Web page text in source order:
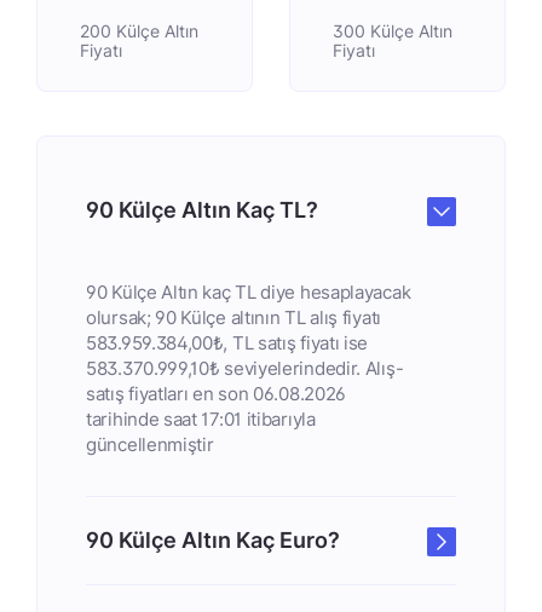
200 Külçe Altın
Fiyatı
300 Külçe Altın
Fiyatı
90 Külçe Altın Kaç TL?
90 Külçe Altın kaç TL diye hesaplayacak
olursak; 90 Külçe altının TL alış fiyatı
583.959.384,00₺, TL satış fiyatı ise
583.370.999,10₺ seviyelerindedir. Alış-
satış fiyatları en son 06.08.2026
tarihinde saat 17:01 itibarıyla
güncellenmiştir
90 Külçe Altın Kaç Euro?